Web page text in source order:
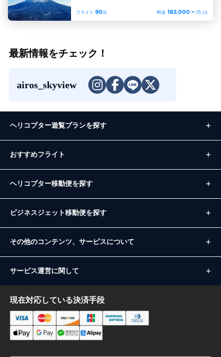
フライト 90分 料金 183,000 ~ 円 /人
最新情報をチェック！
airos_skyview
ヘリコプター遊覧プランを探す
おすすめフライト
ヘリコプター移動便を探す
ビジネスジェット移動便を探す
その他のコンテンツ、サービスについて
サービス運営に関して
現在対応している決済手段